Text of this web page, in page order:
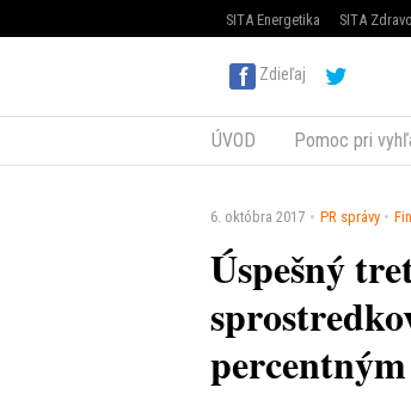
SITA Energetika SITA
Zdieľaj
ÚVOD Pomoc pri
6. októbra 2017 PR správy
Úspešný